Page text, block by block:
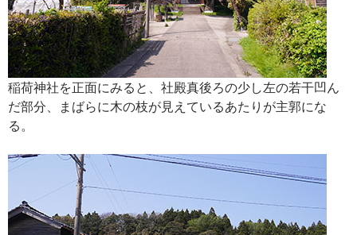
稲荷神社を正面にみると、社殿真後ろの少し左の若干凹ん
だ部分、まばらに木の枝が見えているあたりが主郭にな
る。